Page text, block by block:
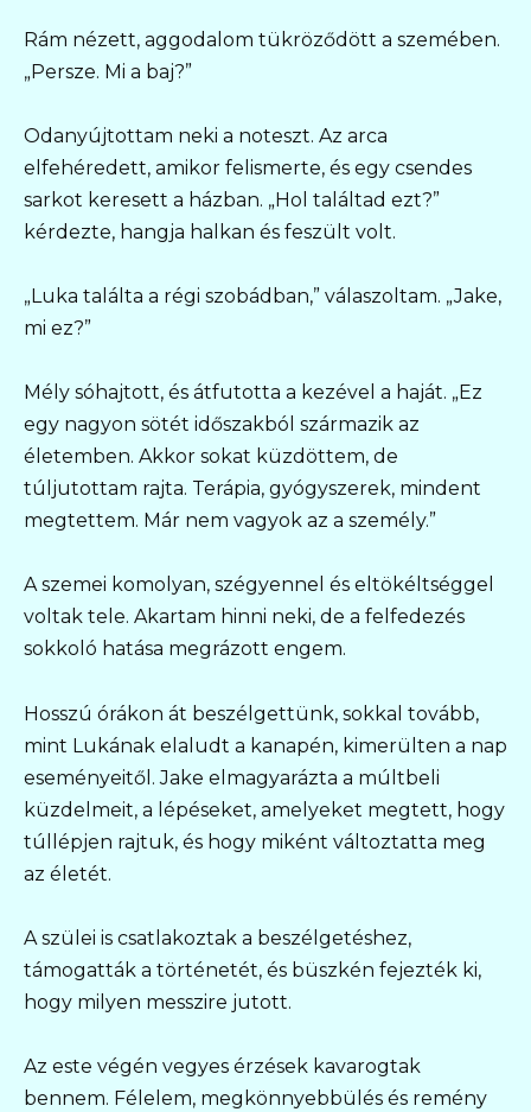
Rám nézett, aggodalom tükröződött a szemében.
„Persze. Mi a baj?”
Odanyújtottam neki a noteszt. Az arca
elfehéredett, amikor felismerte, és egy csendes
sarkot keresett a házban. „Hol találtad ezt?”
kérdezte, hangja halkan és feszült volt.
„Luka találta a régi szobádban,” válaszoltam. „Jake,
mi ez?”
Mély sóhajtott, és átfutotta a kezével a haját. „Ez
egy nagyon sötét időszakból származik az
életemben. Akkor sokat küzdöttem, de
túljutottam rajta. Terápia, gyógyszerek, mindent
megtettem. Már nem vagyok az a személy.”
A szemei komolyan, szégyennel és eltökéltséggel
voltak tele. Akartam hinni neki, de a felfedezés
sokkoló hatása megrázott engem.
Hosszú órákon át beszélgettünk, sokkal tovább,
mint Lukának elaludt a kanapén, kimerülten a nap
eseményeitől. Jake elmagyarázta a múltbeli
küzdelmeit, a lépéseket, amelyeket megtett, hogy
túllépjen rajtuk, és hogy miként változtatta meg
az életét.
A szülei is csatlakoztak a beszélgetéshez,
támogatták a történetét, és büszkén fejezték ki,
hogy milyen messzire jutott.
Az este végén vegyes érzések kavarogtak
bennem. Félelem, megkönnyebbülés és remény